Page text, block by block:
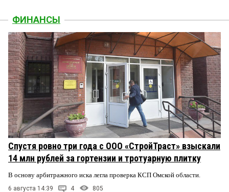
ФИНАНСЫ
Спустя ровно три года с ООО «СтройТраст» взыскали
14 млн рублей за гортензии и тротуарную плитку
В основу арбитражного иска легла проверка КСП Омской области.
6 августа 14:39 4 805